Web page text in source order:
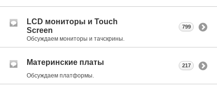
LCD мониторы и Touch
Screen
Обсуждаем мониторы и тачскрины.
799
Материнские платы
Обсуждаем платформы.
217